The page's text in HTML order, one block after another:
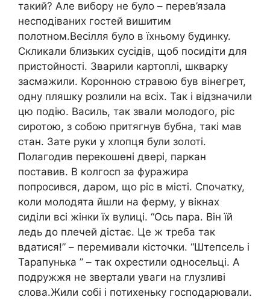
такий? Але вибору не було – перев’язала
несподіваних гостей вишитим
полотном.Весілля було в їхньому будинку.
Скликали близьких сусідів, щоб посидіти для
пристойності. Зварили картоплі, шкварку
засмажили. Коронною стравою був вінегрет,
одну пляшку розлили на всіх. Так і відзначили
цю подію. Василь, так звали молодого, ріс
сиротою, з собою притягнув бубна, такі мав
стан. Зате руки у хлопця були золоті.
Полагодив перекошені двері, паркан
поставив. В колгосп за фуражира
попросився, даром, що ріс в місті. Спочатку,
коли молодята йшли на ферму, у вікнах
сиділи всі жінки їх вулиці. “Ось пара. Він їй
ледь до плечей дістає. Це ж треба так
вдатися!” – перемивали кісточки. “Штепсель і
Тарапунька ” – так охрестили односельці. А
подружжя не звертали уваги на глузливі
слова.Жили собі і потихеньку господарювали.